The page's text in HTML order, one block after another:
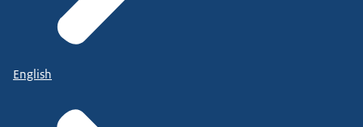
English